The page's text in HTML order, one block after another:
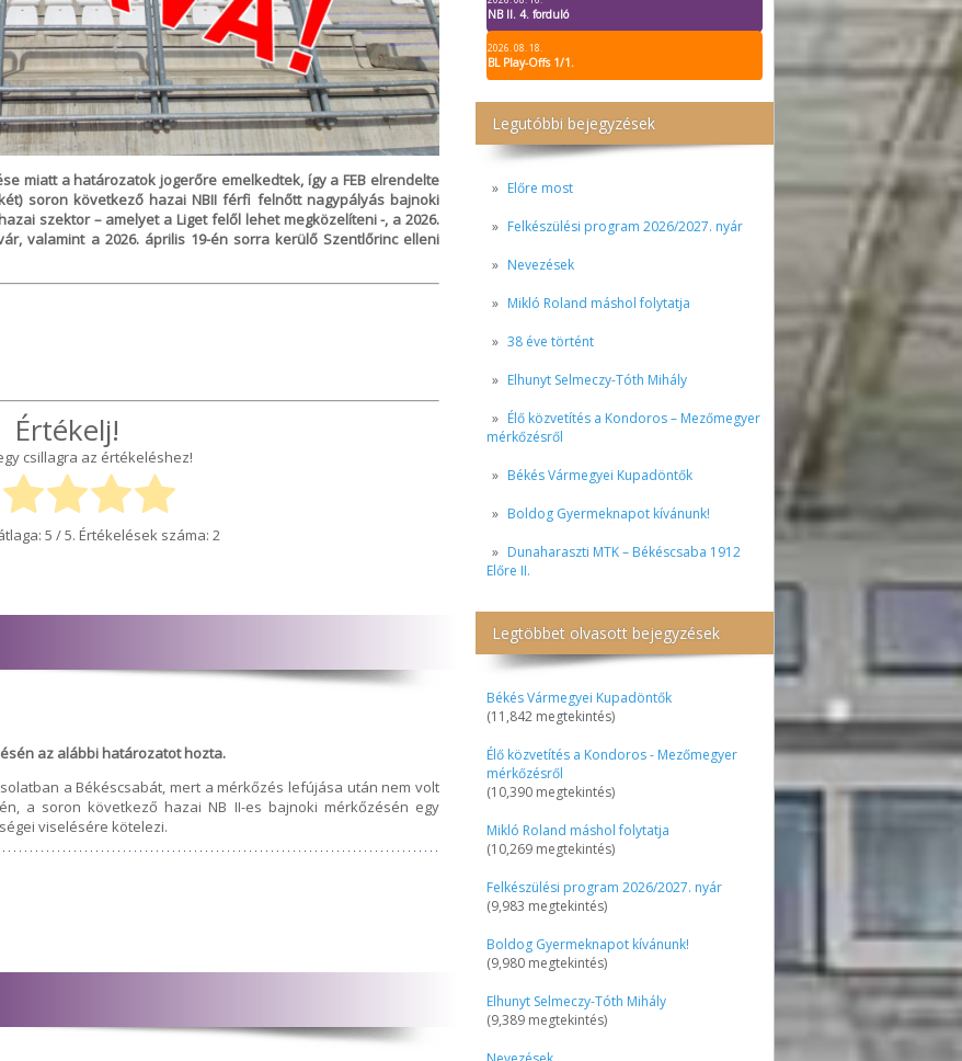
NB II. 4. forduló
2026. 08. 18.
BL Play-Offs 1/1.
Legutóbbi bejegyzések
Előre most
Felkészülési program 2026/2027. nyár
Nevezések
Mikló Roland máshol folytatja
38 éve történt
Elhunyt Selmeczy-Tóth Mihály
Élő közvetítés a Kondoros – Mezőmegyer
mérkőzésről
Békés Vármegyei Kupadöntők
Boldog Gyermeknapot kívánunk!
Dunaharaszti MTK – Békéscsaba 1912
Előre II.
Legtöbbet olvasott bejegyzések
Békés Vármegyei Kupadöntők
(11,842 megtekintés)
Élő közvetítés a Kondoros - Mezőmegyer
mérkőzésről
(10,390 megtekintés)
Mikló Roland máshol folytatja
(10,269 megtekintés)
Felkészülési program 2026/2027. nyár
(9,983 megtekintés)
Boldog Gyermeknapot kívánunk!
(9,980 megtekintés)
Elhunyt Selmeczy-Tóth Mihály
(9,389 megtekintés)
miatt a határozatok jogerőre emelkedtek, így a FEB elrendelte
soron következő hazai NBII férfi felnőtt nagypályás bajnoki
szektor – amelyet a Liget felől lehet megközelíteni -, a 2026.
valamint a 2026. április 19-én sorra kerülő Szentlőrinc elleni
Értékelj!
csillagra az értékeléshez!
5 / 5. Értékelések száma: 2
az alábbi határozatot hozta.
a Békéscsabát, mert a mérkőzés lefújása után nem volt
a soron következő hazai NB II-es bajnoki mérkőzésén egy
viselésére kötelezi.